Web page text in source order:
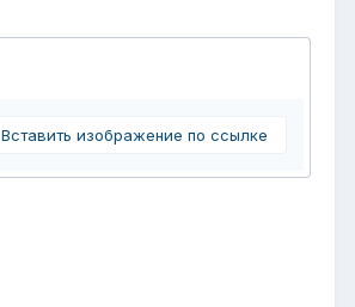
Вставить изображение по ссылке